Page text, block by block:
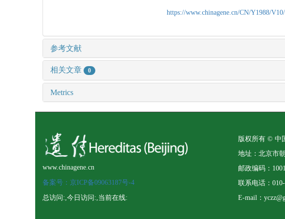
https://www.chinagene.cn/CN/Y1988/
参考文献
相关文章 0
Metrics
www.chinagene.cn
备案号：京ICP备09063187号-4
总访问: ,今日访问: ,当前在线:
版权所有 © 中
地址：北京市
邮政编码：
联系电话：
E-mail：